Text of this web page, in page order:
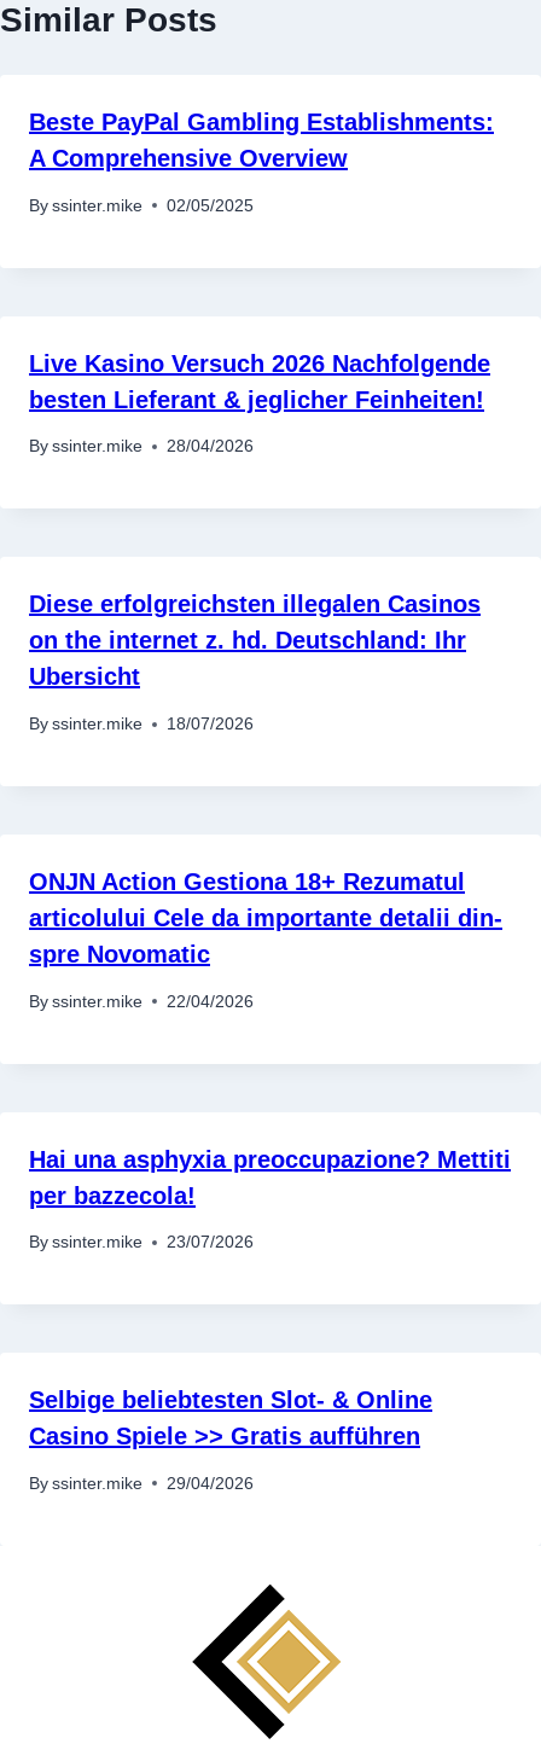
Similar Posts
Beste PayPal Gambling Establishments:
A Comprehensive Overview
By ssinter.mike 02/05/2025
Live Kasino Versuch 2026 Nachfolgende
besten Lieferant & jeglicher Feinheiten!
By ssinter.mike 28/04/2026
Diese erfolgreichsten illegalen Casinos
on the internet z. hd. Deutschland: Ihr
Ubersicht
By ssinter.mike 18/07/2026
ONJN Action Gestiona 18+ Rezumatul
articolului Cele da importante detalii din-
spre Novomatic
By ssinter.mike 22/04/2026
Hai una asphyxia preoccupazione? Mettiti
per bazzecola!
By ssinter.mike 23/07/2026
Selbige beliebtesten Slot- & Online
Casino Spiele >> Gratis aufführen
By ssinter.mike 29/04/2026